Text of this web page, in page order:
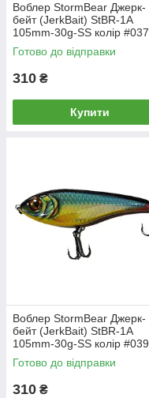
Воблер StormBear Джерк-
бейт (JerkBait) StBR-1A
105mm-30g-SS колір #037
Готово до відправки
310 ₴
Купити
Воблер StormBear Джерк-
бейт (JerkBait) StBR-1A
105mm-30g-SS колір #039
Готово до відправки
310 ₴